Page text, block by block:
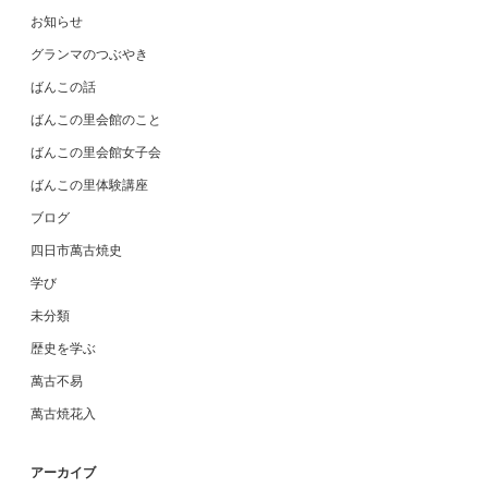
お知らせ
グランマのつぶやき
ばんこの話
ばんこの里会館のこと
ばんこの里会館女子会
ばんこの里体験講座
ブログ
四日市萬古焼史
学び
未分類
歴史を学ぶ
萬古不易
萬古焼花入
アーカイブ